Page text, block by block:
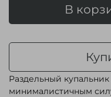
В
Раздельный
минималистичным